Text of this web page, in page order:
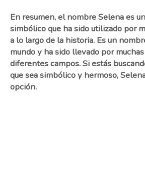
En resumen, el nombre Selena es
simbólico que ha sido utilizado por
a lo largo de la historia. Es un
mundo y ha sido llevado por
diferentes campos. Si estás
que sea simbólico y hermoso,
opción.